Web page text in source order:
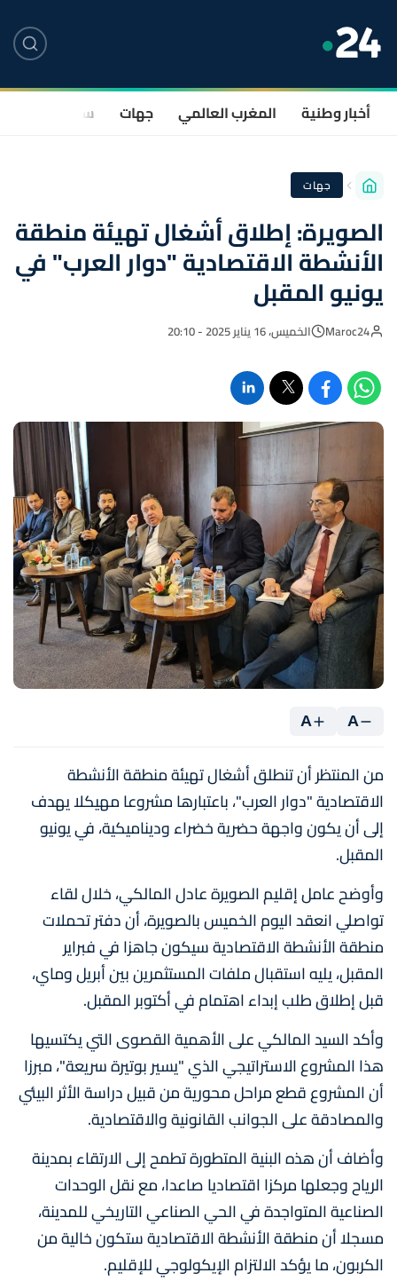
أخبار وطنية المغرب العالمي جهات سياسة
جهات
الصويرة: إطلاق أشغال تهيئة منطقة
الأنشطة الاقتصادية "دوار العرب" في
يونيو المقبل
Maroc24 الخميس، 16 يناير 2025 - 20:10
A
A
من المنتظر أن تنطلق أشغال تهيئة منطقة الأنشطة
الاقتصادية "دوار العرب"، باعتبارها مشروعا مهيكلا يهدف
إلى أن يكون واجهة حضرية خضراء وديناميكية، في يونيو
المقبل.
وأوضح عامل إقليم الصويرة عادل المالكي، خلال لقاء
تواصلي انعقد اليوم الخميس بالصويرة، أن دفتر تحملات
منطقة الأنشطة الاقتصادية سيكون جاهزا في فبراير
المقبل، يليه استقبال ملفات المستثمرين بين أبريل وماي،
قبل إطلاق طلب إبداء اهتمام في أكتوبر المقبل.
وأكد السيد المالكي على الأهمية القصوى التي يكتسيها
هذا المشروع الاستراتيجي الذي "يسير بوتيرة سريعة"، مبرزا
أن المشروع قطع مراحل محورية من قبيل دراسة الأثر البيئي
والمصادقة على الجوانب القانونية والاقتصادية.
وأضاف أن هذه البنية المتطورة تطمح إلى الارتقاء بمدينة
الرياح وجعلها مركزا اقتصاديا صاعدا، مع نقل الوحدات
الصناعية المتواجدة في الحي الصناعي التاريخي للمدينة،
مسجلا أن منطقة الأنشطة الاقتصادية ستكون خالية من
الكربون، ما يؤكد الالتزام الإيكولوجي للإقليم.